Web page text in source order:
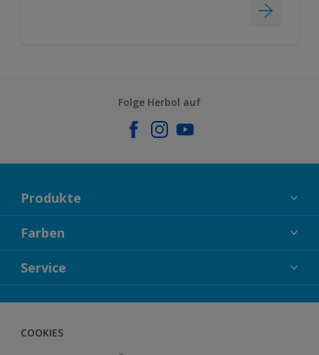
Folge Herbol auf
Produkte
FASSADENFARBEN
INNENFARBEN
LACKE
BODENSYSTEM
Farben
KOLLEKTIONEN
FARBTRENDS
FARBBERATUNG
Service
HERBOL NACHRICHTEN
COOKIES